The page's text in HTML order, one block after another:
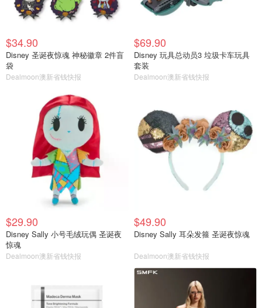
$34.90
Disney 圣诞夜惊魂 神秘徽章 2件盲
袋
Dealmoon澳新省钱快报
$69.90
Disney 玩具总动员3 垃圾卡车玩具
套装
Dealmoon澳新省钱快报
$29.90
Disney Sally 小号毛绒玩偶 圣诞夜
惊魂
Dealmoon澳新省钱快报
$49.90
Disney Sally 耳朵发箍 圣诞夜惊魂
Dealmoon澳新省钱快报